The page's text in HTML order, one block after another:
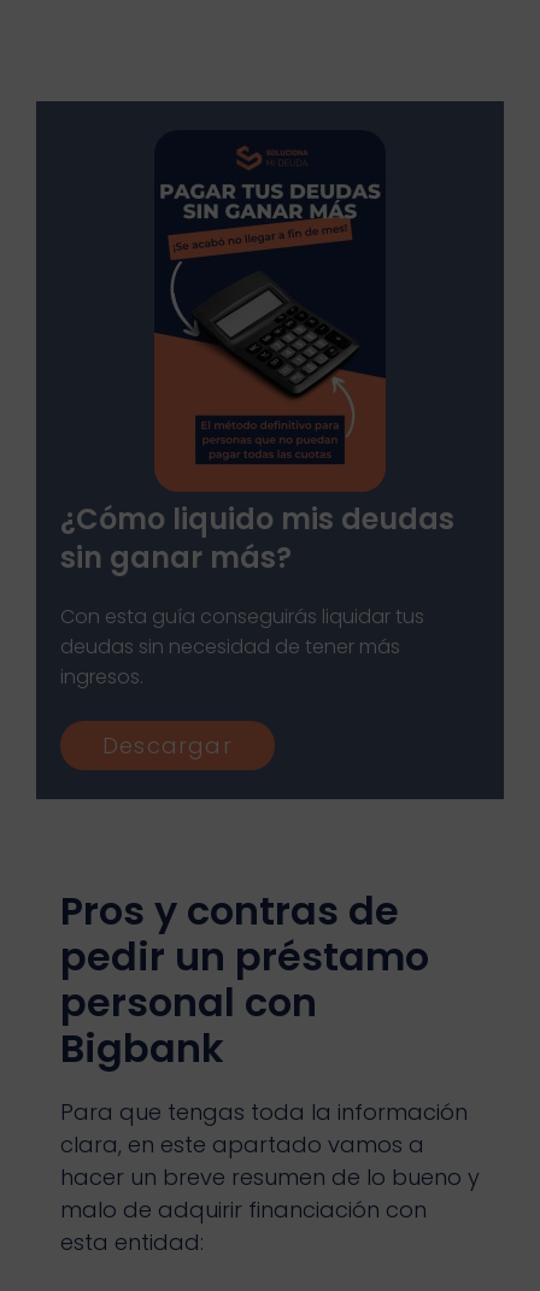
¿Cómo liquido mis deudas
sin ganar más?​
Con esta guía conseguirás liquidar tus
deudas sin necesidad de tener más
ingresos.
Descargar
Pros y contras de
pedir un préstamo
personal con
Bigbank
Para que tengas toda la información
clara, en este apartado vamos a
hacer un breve resumen de lo bueno y
malo de adquirir financiación con
esta entidad: